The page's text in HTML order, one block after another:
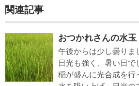
関連記事
おつかれさんの水玉
午後からは少し曇りま
日光も強く、暑い日で
稲が盛んに光合成を行